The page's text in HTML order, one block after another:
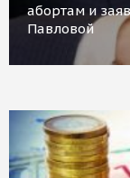
абортам и
Павловой